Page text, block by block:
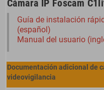
Cámara IP Foscam
Guía de instalación
(español)
Manual del usuario
Documentación adicional de
videovigilancia